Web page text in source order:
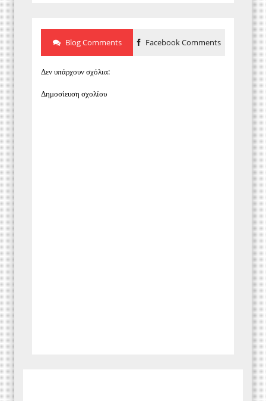
Blog Comments Facebook Comments
Δεν υπάρχουν σχόλια:
Δημοσίευση σχολίου